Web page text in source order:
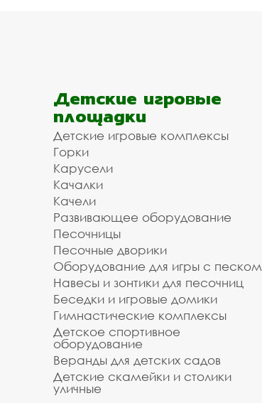
Детские игровые
площадки
Детские игровые комплексы
Горки
Карусели
Качалки
Качели
Развивающее оборудование
Песочницы
Песочные дворики
Оборудование для игры с песком
Навесы и зонтики для песочниц
Беседки и игровые домики
Гимнастические комплексы
Детское спортивное
оборудование
Веранды для детских садов
Детские скамейки и столики
уличные